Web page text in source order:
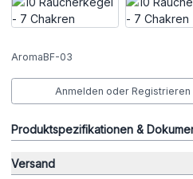
AromaBF-03
Anmelden oder
Produktspezifikationen &
Versand